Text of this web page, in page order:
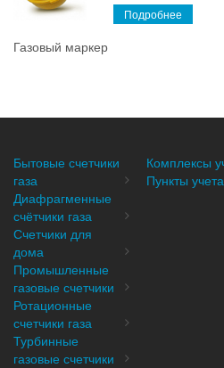
Подробнее
Газовый маркер
Бытовые счетчики
газа
Диафрагменные
счётчики газа
Счетчики для
дома
Промышленные
газовые счетчики
Ротационные
счетчики газа
Турбинные
газовые счетчики
Комплексы
Пункты учета